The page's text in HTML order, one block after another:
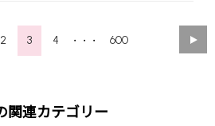
2 3 4 ・・・ 600
関連カテゴリー